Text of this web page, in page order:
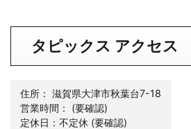
タピックス アクセス
住所： 滋賀県大津市秋葉台7-18
営業時間： (要確認)
定休日：不定休 (要確認)